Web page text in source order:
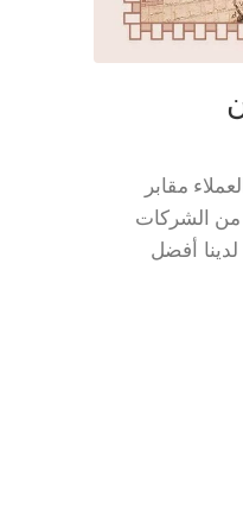
مقابر
من الشركات
لدينا أفضل